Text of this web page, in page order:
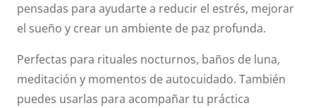
pensadas para ayudarte a reducir el estrés, mejorar
el sueño y crear un ambiente de paz profunda.
Perfectas para rituales nocturnos, baños de luna,
meditación y momentos de autocuidado. También
puedes usarlas para acompañar tu práctica